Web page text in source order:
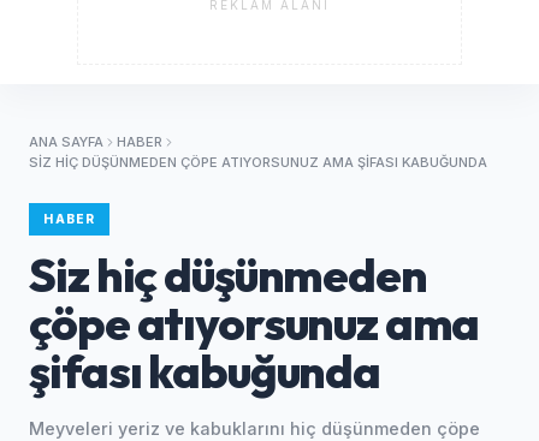
REKLAM ALANI
ANA SAYFA
HABER
SIZ HIÇ DÜŞÜNMEDEN ÇÖPE ATIYORSUNUZ AMA ŞIFASI KABUĞUNDA
HABER
Siz hiç düşünmeden
çöpe atıyorsunuz ama
şifası kabuğunda
Meyveleri yeriz ve kabuklarını hiç düşünmeden çöpe